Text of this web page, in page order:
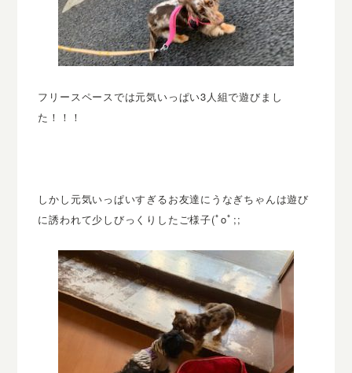
フリースペースでは元気いっぱい3人組で遊びまし
た！！！
しかし元気いっぱいすぎるお友達にうなぎちゃんは遊び
に誘われて少しびっくりしたご様子(ﾟoﾟ;;